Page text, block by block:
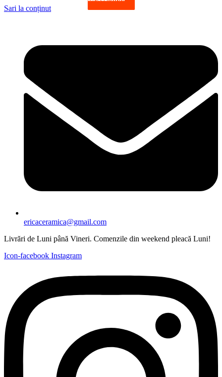
Sari la conținut
ericaceramica@gmail.com
Livrări de Luni până Vineri. Comenzile din weekend pleacă Luni!
Icon-facebook Instagram